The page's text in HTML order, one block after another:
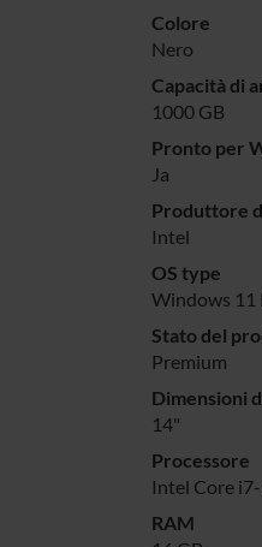
Colore
Nero
Capacità di
1000 GB
Pronto per
Ja
Produttore
Intel
OS type
Windows 11
Stato del
Premium
Dimensioni
14"
Processore
Intel Core
RAM